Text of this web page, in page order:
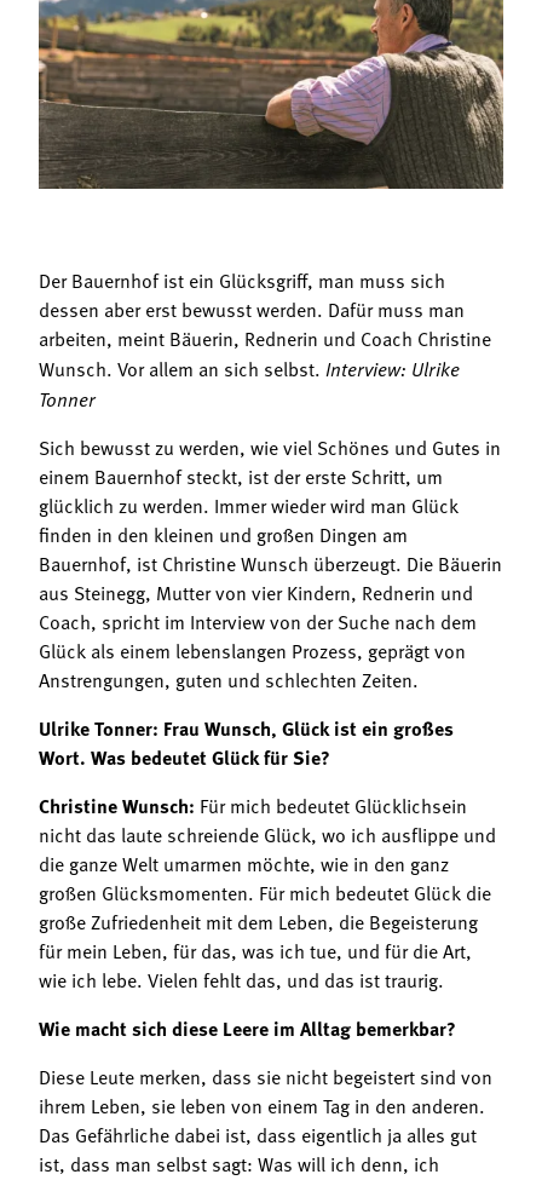
Mitgliedschaft
Landessekretariat
Bäuerliche Buffets
Hofgeschichten
Der Bauernhof ist ein Glücksgriff, man muss sich
dessen aber erst bewusst werden. Dafür muss man
arbeiten, meint Bäuerin, Rednerin und Coach Christine
Wunsch. Vor allem an sich selbst. Interview: Ulrike
Tonner
Sich bewusst zu werden, wie viel Schönes und Gutes in
einem Bauernhof steckt, ist der erste Schritt, um
glücklich zu werden. Immer wieder wird man Glück
finden in den kleinen und großen Dingen am
Bauernhof, ist Christine Wunsch überzeugt. Die Bäuerin
aus Steinegg, Mutter von vier Kindern, Rednerin und
Coach, spricht im Interview von der Suche nach dem
Glück als einem lebenslangen Prozess, geprägt von
Anstrengungen, guten und schlechten Zeiten.
Ulrike Tonner: Frau Wunsch, Glück ist ein großes
Wort. Was bedeutet Glück für Sie?
Christine Wunsch: Für mich bedeutet Glücklichsein
nicht das laute schreiende Glück, wo ich ausflippe und
die ganze Welt umarmen möchte, wie in den ganz
großen Glücksmomenten. Für mich bedeutet Glück die
große Zufriedenheit mit dem Leben, die Begeisterung
für mein Leben, für das, was ich tue, und für die Art,
wie ich lebe. Vielen fehlt das, und das ist traurig.
Wie macht sich diese Leere im Alltag bemerkbar?
Diese Leute merken, dass sie nicht begeistert sind von
ihrem Leben, sie leben von einem Tag in den anderen.
Das Gefährliche dabei ist, dass eigentlich ja alles gut
ist, dass man selbst sagt: Was will ich denn, ich